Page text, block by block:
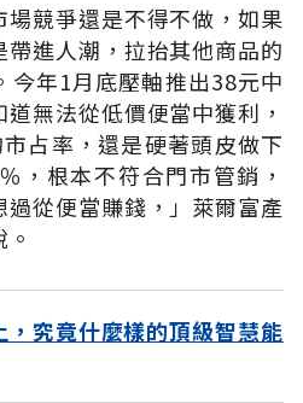
競爭還是不得不做，如果
進人潮，拉抬其他商品的
今年1月底壓軸推出38元中
無法從低價便當中獲利，
占率，還是硬著頭皮做下
，根本不符合門市管銷，
從便當賺錢，」萊爾富產
究竟什麼樣的頂級智慧能